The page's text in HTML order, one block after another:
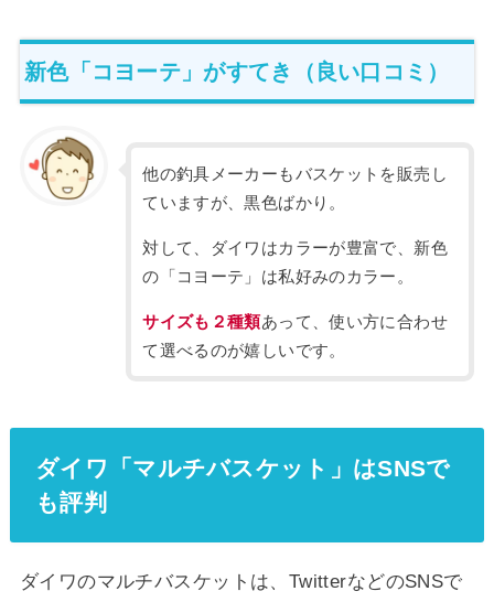
新色「コヨーテ」がすてき（良い口コミ）
他の釣具メーカーもバスケットを販売し
ていますが、黒色ばかり。
対して、ダイワはカラーが豊富で、新色
の「コヨーテ」は私好みのカラー。
サイズも２種類あって、使い方に合わせ
て選べるのが嬉しいです。
ダイワ「マルチバスケット」はSNSで
も評判
ダイワのマルチバスケットは、TwitterなどのSNSで